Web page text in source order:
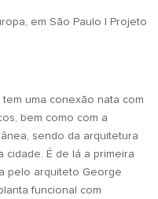
em São Paulo |
uma conexão nata com
bem como com a
sendo da arquitetura
cidade. É de lá a primeira
pelo arquiteto George
funcional com